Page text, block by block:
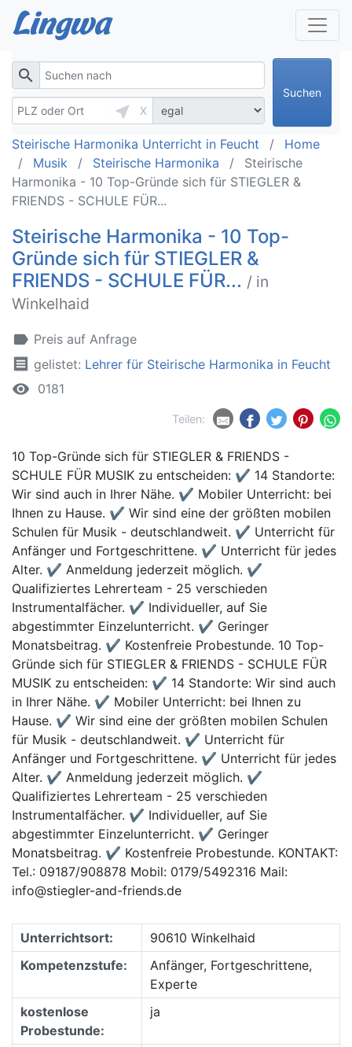
search
near_me
X
Suchen
Steirische Harmonika Unterricht in Feucht
Home
Musik
Steirische Harmonika
Steirische
Harmonika - 10 Top-Gründe sich für STIEGLER &
FRIENDS - SCHULE FÜR...
Steirische Harmonika - 10 Top-
Gründe sich für STIEGLER &
FRIENDS - SCHULE FÜR... / in
Winkelhaid
label Preis auf Anfrage
receipt gelistet: Lehrer für Steirische Harmonika in Feucht
remove_red_eye 0181
Teilen:
10 Top-Gründe sich für STIEGLER & FRIENDS -
SCHULE FÜR MUSIK zu entscheiden: ✔ 14 Standorte:
Wir sind auch in Ihrer Nähe. ✔ Mobiler Unterricht: bei
Ihnen zu Hause. ✔ Wir sind eine der größten mobilen
Schulen für Musik - deutschlandweit. ✔ Unterricht für
Anfänger und Fortgeschrittene. ✔ Unterricht für jedes
Alter. ✔ Anmeldung jederzeit möglich. ✔
Qualifiziertes Lehrerteam - 25 verschieden
Instrumentalfächer. ✔ Individueller, auf Sie
abgestimmter Einzelunterricht. ✔ Geringer
Monatsbeitrag. ✔ Kostenfreie Probestunde. 10 Top-
Gründe sich für STIEGLER & FRIENDS - SCHULE FÜR
MUSIK zu entscheiden: ✔ 14 Standorte: Wir sind auch
in Ihrer Nähe. ✔ Mobiler Unterricht: bei Ihnen zu
Hause. ✔ Wir sind eine der größten mobilen Schulen
für Musik - deutschlandweit. ✔ Unterricht für
Anfänger und Fortgeschrittene. ✔ Unterricht für jedes
Alter. ✔ Anmeldung jederzeit möglich. ✔
Qualifiziertes Lehrerteam - 25 verschieden
Instrumentalfächer. ✔ Individueller, auf Sie
abgestimmter Einzelunterricht. ✔ Geringer
Monatsbeitrag. ✔ Kostenfreie Probestunde. KONTAKT:
Tel.: 09187/908878 Mobil: 0179/5492316 Mail:
info@stiegler-and-friends.de
Unterrichtsort:
90610 Winkelhaid
Kompetenzstufe:
Anfänger, Fortgeschrittene,
Experte
kostenlose
Probestunde:
ja